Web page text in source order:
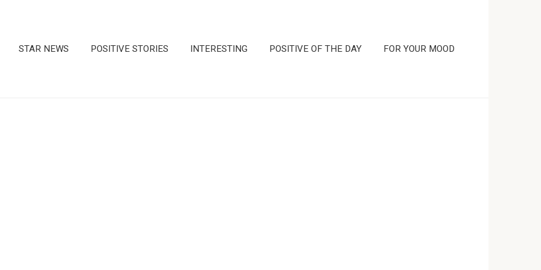
STAR NEWS POSITIVE STORIES INTERESTING POSITIVE OF THE DAY FOR YOUR MOOD